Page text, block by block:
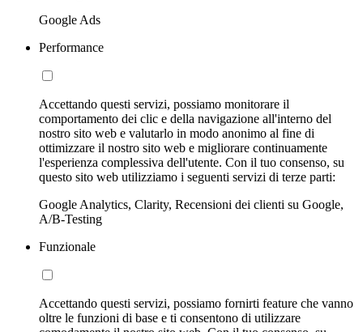
Google Ads
Performance
Accettando questi servizi, possiamo monitorare il
comportamento dei clic e della navigazione all'interno del
nostro sito web e valutarlo in modo anonimo al fine di
ottimizzare il nostro sito web e migliorare continuamente
l'esperienza complessiva dell'utente. Con il tuo consenso, su
questo sito web utilizziamo i seguenti servizi di terze parti:
Google Analytics, Clarity, Recensioni dei clienti su Google,
A/B-Testing
Funzionale
Accettando questi servizi, possiamo fornirti feature che vanno
oltre le funzioni di base e ti consentono di utilizzare